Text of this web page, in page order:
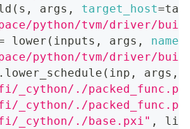
( s, args, target_host=
python/tvm/driver/
lower ( inputs, args, name
python/tvm/driver/
( inp, args,
_cython/./
_cython/./
_cython/./base.pxi" ,